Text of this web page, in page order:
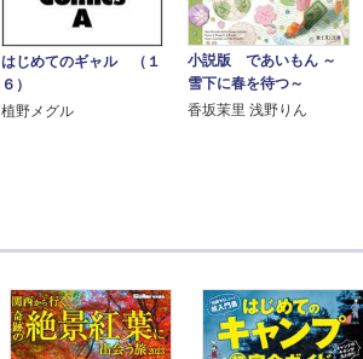
はじめてのギャル （１
６）
植野メグル
小説版 であいもん ～
雪下に春を待つ～
香坂茉里 浅野りん